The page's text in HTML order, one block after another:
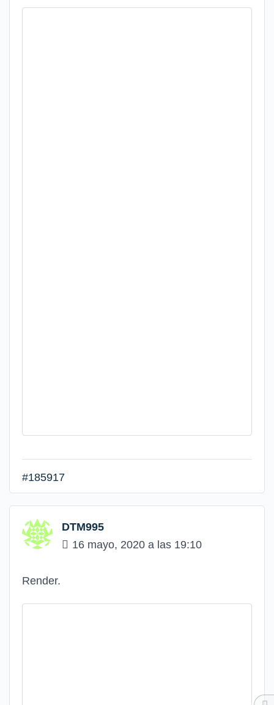
#185917
DTM995
16 mayo, 2020 a las 19:10
Render.